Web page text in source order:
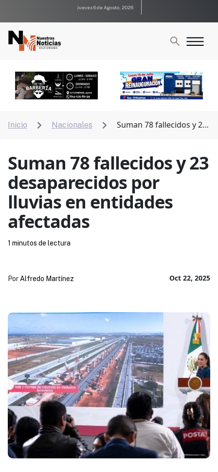
Jueves 6 de Agosto, 2026
Inicio  Nacionales 
Suman 78 fallecidos y 23
Suman 78 fallecidos y 23
desaparecidos por
lluvias en entidades
afectadas
Oct 22, 2025
Por Alfredo Martínez
1 minutos de lectura